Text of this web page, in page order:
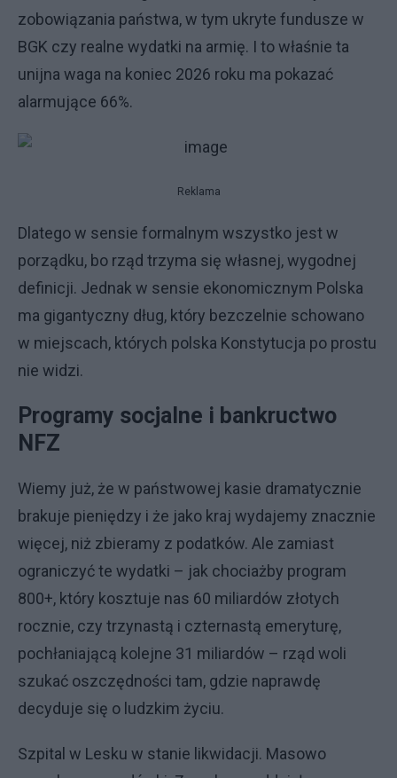
zobowiązania państwa, w tym ukryte fundusze w
BGK czy realne wydatki na armię. I to właśnie ta
unijna waga na koniec 2026 roku ma pokazać
alarmujące 66%.
Reklama
Dlatego w sensie formalnym wszystko jest w
porządku, bo rząd trzyma się własnej, wygodnej
definicji. Jednak w sensie ekonomicznym Polska
ma gigantyczny dług, który bezczelnie schowano
w miejscach, których polska Konstytucja po prostu
nie widzi.
Programy socjalne i bankructwo
NFZ
Wiemy już, że w państwowej kasie dramatycznie
brakuje pieniędzy i że jako kraj wydajemy znacznie
więcej, niż zbieramy z podatków. Ale zamiast
ograniczyć te wydatki – jak chociażby program
800+, który kosztuje nas 60 miliardów złotych
rocznie, czy trzynastą i czternastą emeryturę,
pochłaniającą kolejne 31 miliardów – rząd woli
szukać oszczędności tam, gdzie naprawdę
decyduje się o ludzkim życiu.
Szpital w Lesku w stanie likwidacji. Masowo